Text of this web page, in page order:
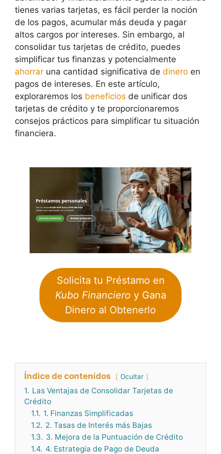
tienes varias tarjetas, es fácil perder la noción
de los pagos, acumular más deuda y pagar
altos cargos por intereses. Sin embargo, al
consolidar tus tarjetas de crédito, puedes
simplificar tus finanzas y potencialmente
ahorrar una cantidad significativa de dinero en
pagos de intereses. En este artículo,
exploraremos los beneficios de unificar dos
tarjetas de crédito y te proporcionaremos
consejos prácticos para simplificar tu situación
financiera.
Solicita tu Préstamo en
Kubo Financiero y Gana
Dinero al Obtenerlo
Índice de contenidos Ocultar
1. Las Ventajas de Consolidar Tarjetas de
Crédito
1.1. 1. Finanzas Simplificadas
1.2. 2. Tasas de Interés más Bajas
1.3. 3. Mejora de la Puntuación de Crédito
1.4. 4. Estrategia de Pago de Deuda